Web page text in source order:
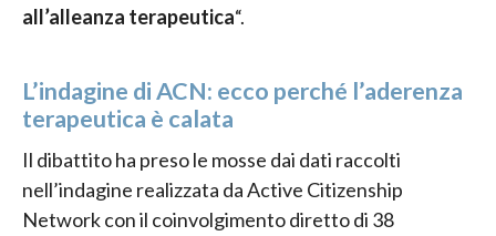
all’alleanza terapeutica“.
L’indagine di ACN: ecco perché l’aderenza
terapeutica è calata
Il dibattito ha preso le mosse dai dati raccolti
nell’indagine realizzata da Active Citizenship
Network con il coinvolgimento diretto di 38